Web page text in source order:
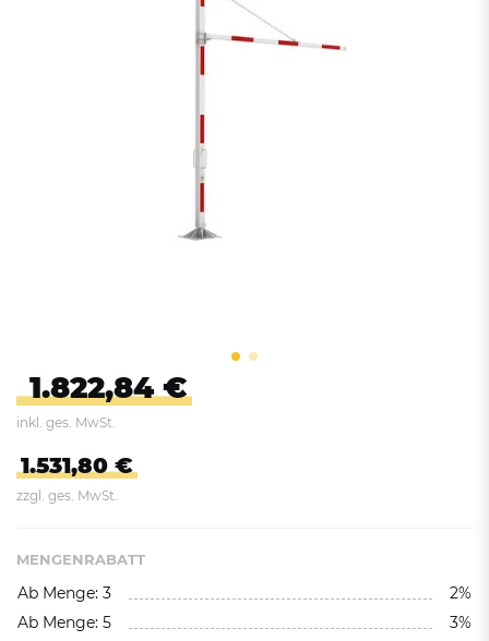
1.822,84 €
inkl. ges. MwSt.
1.531,80 €
zzgl. ges. MwSt.
MENGENRABATT
Ab Menge: 3
2%
Ab Menge: 5
3%